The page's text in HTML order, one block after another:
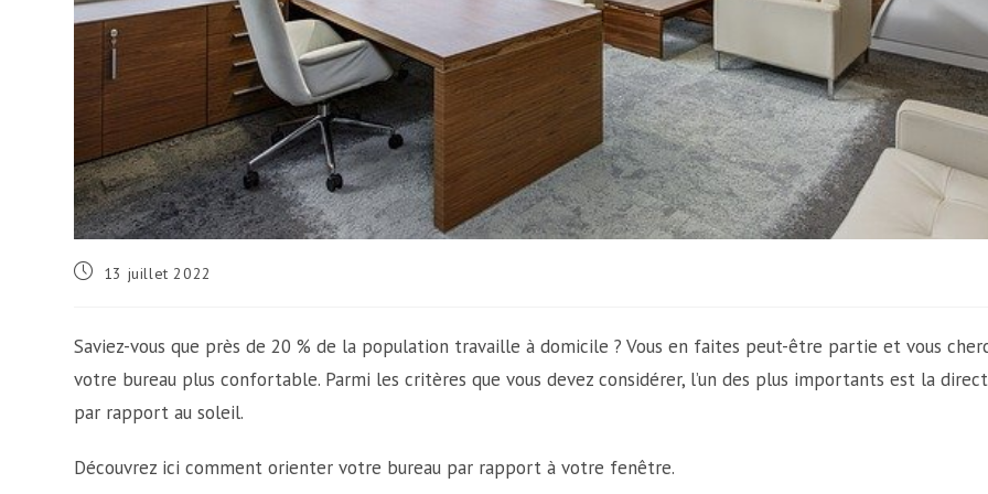
Publication
13 juillet 2022
Saviez-vous que près de 20 % de la population travaille à domicile ? Vous en faites peut-être partie et vous
votre bureau plus confortable. Parmi les critères que vous devez considérer, l’un des plus importants est la
par rapport au soleil.
Découvrez ici comment orienter votre bureau par rapport à votre fenêtre.